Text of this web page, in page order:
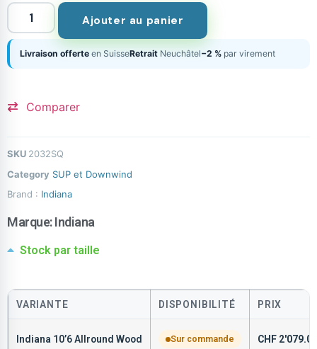
Ajouter au panier
Livraison offerte en SuisseRetrait Neuchâtel−2 % par virement
Comparer
SKU 2032SQ
Category SUP et Downwind
Brand : Indiana
Marque:Indiana
Stock par taille
VARIANTE DISPONIBILITÉ PRIX
Indiana 10’6 Allround Wood Sur commande CHF 2'079.00